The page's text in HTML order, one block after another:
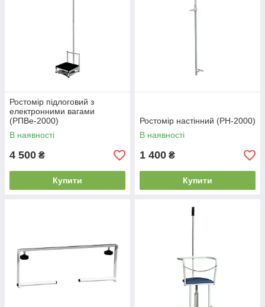
Ростомір підлоговий з
електронними вагами
(РПВе-2000)
В наявності
4 500 ₴
Купити
Ростомір настінний (РН-2000)
В наявності
1 400 ₴
Купити